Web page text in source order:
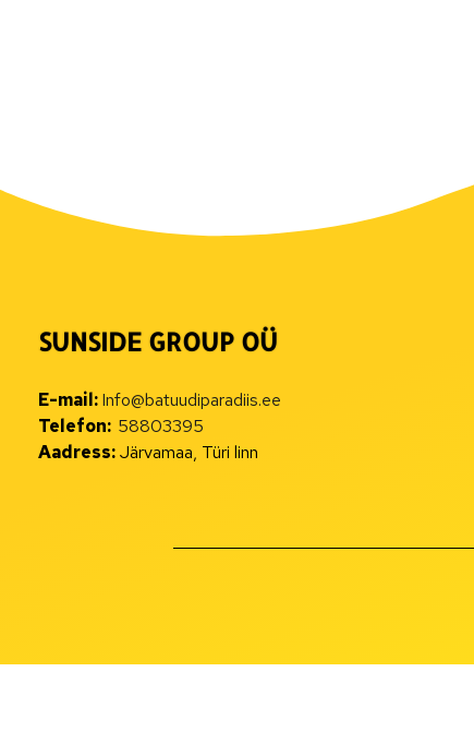
SUNSIDE GROUP OÜ
E-mail:Info@batuudiparadiis.ee
Telefon: 58803395
Aadress:Järvamaa, Türi linn